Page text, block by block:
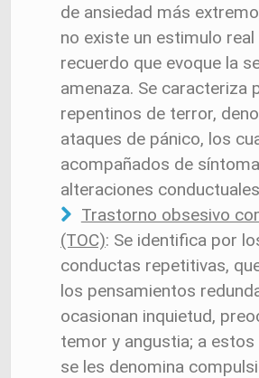
de ansiedad más
no existe un estimulo real
recuerdo que evoque la
amenaza. Se caracteriza
repentinos de terror,
ataques de pánico, los
acompañados de
alteraciones
Trastorno obsesivo
(TOC): Se identifica por
conductas repetitivas,
los pensamientos
ocasionan inquietud,
temor y angustia; a
se les denomina